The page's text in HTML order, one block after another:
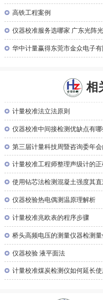
◎ 高铁工程案例
◎ 仪器校准服务选哪家 广东光阵
◎ 华中计量赢得东莞市金众电子
相
◎ 计量校准法立法原则
◎ 仪器校准中间接检测优缺点有
◎ 第三届计量科技周暨咨询委年
◎ 计量校准工程师整理声级计的
◎ 使用钻芯法检测混凝土强度其
◎ 仪器校验热电偶测温原理解析
◎ 计量校准兆欧表的程序步骤
◎ 桥头高频电压的测量仪器检测
◎ 仪器校验 液平面法
◎ 计量校准煤炭检测仪如何延长